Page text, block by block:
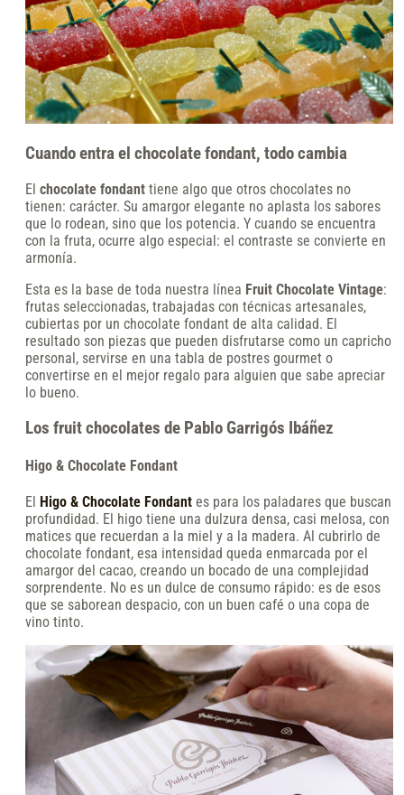
Cuando entra el chocolate fondant, todo cambia
El chocolate fondant tiene algo que otros chocolates no
tienen: carácter. Su amargor elegante no aplasta los sabores
que lo rodean, sino que los potencia. Y cuando se encuentra
con la fruta, ocurre algo especial: el contraste se convierte en
armonía.
Esta es la base de toda nuestra línea Fruit Chocolate Vintage:
frutas seleccionadas, trabajadas con técnicas artesanales,
cubiertas por un chocolate fondant de alta calidad. El
resultado son piezas que pueden disfrutarse como un capricho
personal, servirse en una tabla de postres gourmet o
convertirse en el mejor regalo para alguien que sabe apreciar
lo bueno.
Los fruit chocolates de Pablo Garrigós Ibáñez
Higo & Chocolate Fondant
El Higo & Chocolate Fondant es para los paladares que buscan
profundidad. El higo tiene una dulzura densa, casi melosa, con
matices que recuerdan a la miel y a la madera. Al cubrirlo de
chocolate fondant, esa intensidad queda enmarcada por el
amargor del cacao, creando un bocado de una complejidad
sorprendente. No es un dulce de consumo rápido: es de esos
que se saborean despacio, con un buen café o una copa de
vino tinto.